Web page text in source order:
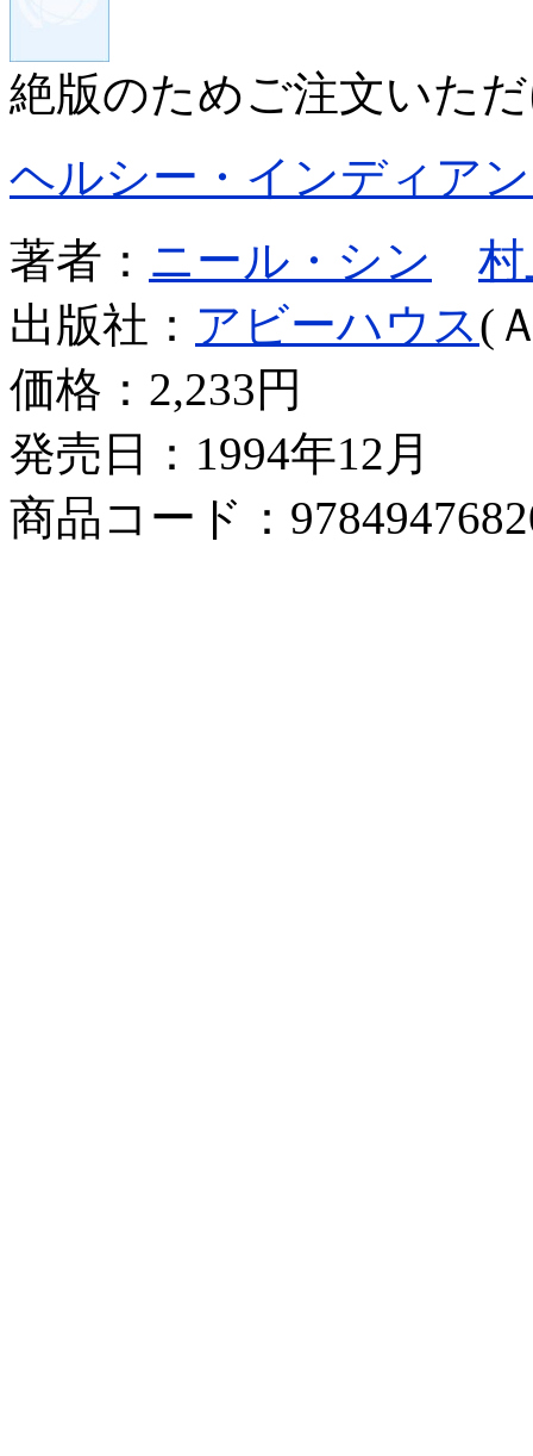
絶版のためご注文いた
ヘルシー・インディア
著者： ニール・シン
出版社： アビーハウス(
価格： 2,233円
発売日：1994年12月
商品コード：